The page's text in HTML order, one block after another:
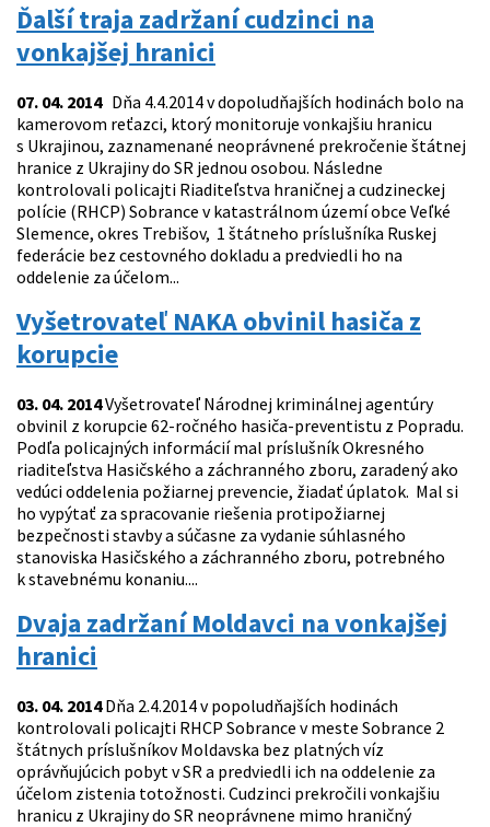
Ďalší traja zadržaní cudzinci na
vonkajšej hranici
07. 04. 2014Dňa 4.4.2014 v dopoludňajších hodinách bolo na
kamerovom reťazci, ktorý monitoruje vonkajšiu hranicu
s Ukrajinou, zaznamenané neoprávnené prekročenie štátnej
hranice z Ukrajiny do SR jednou osobou. Následne
kontrolovali policajti Riaditeľstva hraničnej a cudzineckej
polície (RHCP) Sobrance v katastrálnom území obce Veľké
Slemence, okres Trebišov, 1 štátneho príslušníka Ruskej
federácie bez cestovného dokladu a predviedli ho na
oddelenie za účelom...
Vyšetrovateľ NAKA obvinil hasiča z
korupcie
03. 04. 2014Vyšetrovateľ Národnej kriminálnej agentúry
obvinil z korupcie 62-ročného hasiča-preventistu z Popradu.
Podľa policajných informácií mal príslušník Okresného
riaditeľstva Hasičského a záchranného zboru, zaradený ako
vedúci oddelenia požiarnej prevencie, žiadať úplatok. Mal si
ho vypýtať za spracovanie riešenia protipožiarnej
bezpečnosti stavby a súčasne za vydanie súhlasného
stanoviska Hasičského a záchranného zboru, potrebného
k stavebnému konaniu....
Dvaja zadržaní Moldavci na vonkajšej
hranici
03. 04. 2014Dňa 2.4.2014 v popoludňajších hodinách
kontrolovali policajti RHCP Sobrance v meste Sobrance 2
štátnych príslušníkov Moldavska bez platných víz
oprávňujúcich pobyt v SR a predviedli ich na oddelenie za
účelom zistenia totožnosti. Cudzinci prekročili vonkajšiu
hranicu z Ukrajiny do SR neoprávnene mimo hraničný